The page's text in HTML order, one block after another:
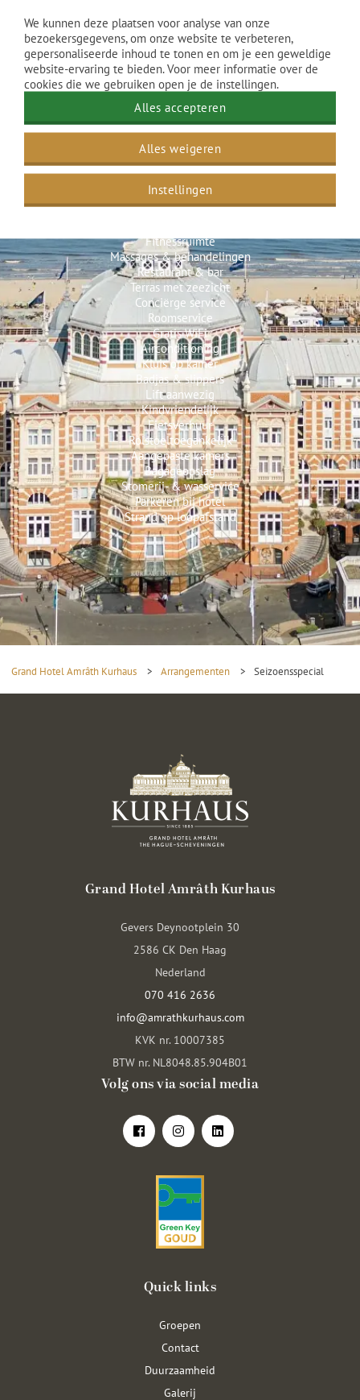
Hotel faciliteiten
Sauna en stoombad
Binnenzwembad
Fitnessruimte
Massages & behandelingen
Restaurant & bar
Terras met zeezicht
Conciërge service
Roomservice
Gratis WiFi
Airconditioning
Kluis op kamer
Badjas & slippers
Lift aanwezig
Kindvriendelijk
Fietsverhuur
Rolstoeltoegankelijk
Aangepaste kamers
Bagageopslag
Stomerij- & wasservice
Parkeren bij hotel
Strand op loopafstand
Grand Hotel Amrâth Kurhaus > Arrangementen > Seizoensspecial
Grand Hotel Amrâth Kurhaus
Gevers Deynootplein 30
2586 CK Den Haag
Nederland
070 416 2636
info@amrathkurhaus.com
KVK nr. 10007385
BTW nr. NL8048.85.904B01
Volg ons via social media
Quick links
Groepen
Contact
Duurzaamheid
Galerij
We kunnen deze plaatsen voor analyse van onze
bezoekersgegevens, om onze website te verbeteren,
gepersonaliseerde inhoud te tonen en om je een geweldige
website-ervaring te bieden. Voor meer informatie over de
cookies die we gebruiken open je de instellingen.
Alles accepteren
Alles weigeren
Instellingen